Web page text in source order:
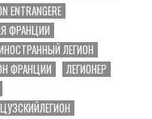
ENTRANGERE
ФРАНЦИИ
ЛЕГИОН
ФРАНЦИИ
ЛЕГИОНЕР